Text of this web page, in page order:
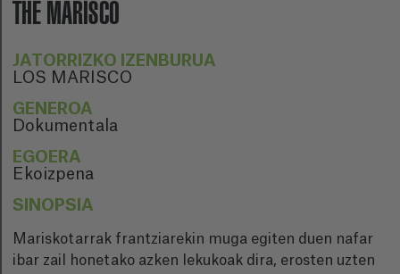
THE MARISCO
JATORRIZKO IZENBURUA
LOS MARISCO
GENEROA
Dokumentala
EGOERA
Ekoizpena
SINOPSIA
Mariskotarrak frantziarekin muga egiten duen nafar
ibar zail honetako azken lekukoak dira, erosten uzten